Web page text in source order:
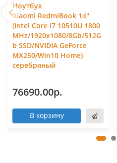
Ноутбук
Xiaomi RedmiBook 14"
(Intel Core i7 10510U 1800
MHz/1920x1080/8Gb/512G
b SSD/NVIDIA GeForce
MX250/Win10 Home)
серебряный
76690.00р.
В корзину